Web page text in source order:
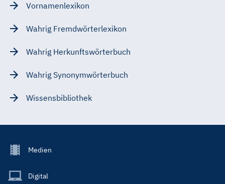
Vornamenlexikon
Wahrig Fremdwörterlexikon
Wahrig Herkunftswörterbuch
Wahrig Synonymwörterbuch
Wissensbibliothek
Footer
Main
Medien
Digital